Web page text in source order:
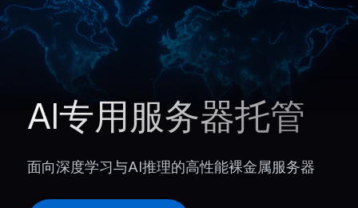
AI专用服务器托管
面向深度学习与AI推理的高性能裸金属服务器